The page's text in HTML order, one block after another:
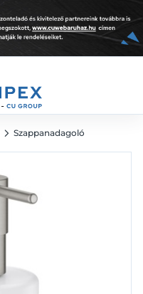
Szappanadagoló